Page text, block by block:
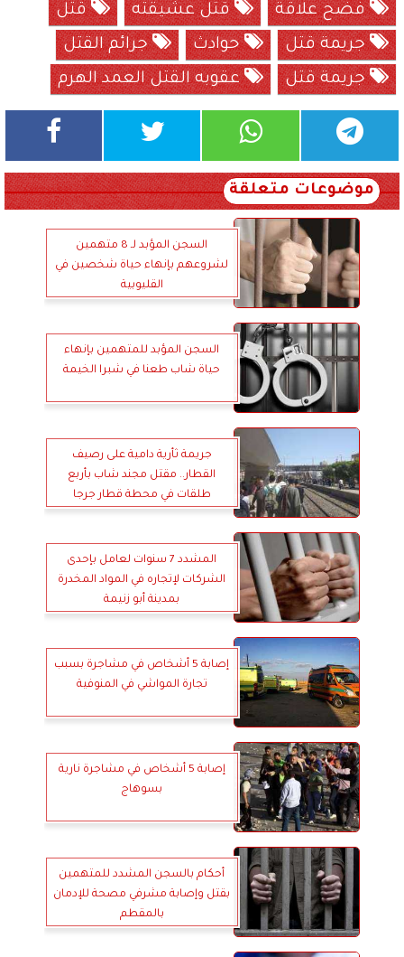
فضح علاقة
قتل عشيقته
قتل
جريمة قتل
حوادث
جرائم القتل
جريمة قتل
عقوبه القتل العمد الهرم
موضوعات متعلقة
السجن المؤبد لـ 8 متهمين
لشروعهم بإنهاء حياة شخصين في
القليوبية
السجن المؤبد للمتهمين بإنهاء
حياة شاب طعنا في شبرا الخيمة
جريمة ثأرية دامية على رصيف
القطار.. مقتل مجند شاب بأربع
طلقات في محطة قطار جرجا
المشدد 7 سنوات لعامل بإحدى
الشركات لإتجاره في المواد المخدرة
بمدينة أبو زنيمة
إصابة 5 أشخاص في مشاجرة بسبب
تجارة المواشي في المنوفية
إصابة 5 أشخاص في مشاجرة نارية
بسوهاج
أحكام بالسجن المشدد للمتهمين
بقتل وإصابة مشرفي مصحة للإدمان
بالمقطم